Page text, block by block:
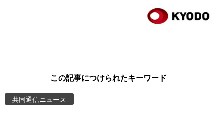
この記事につけられたキーワード
共同通信ニュース